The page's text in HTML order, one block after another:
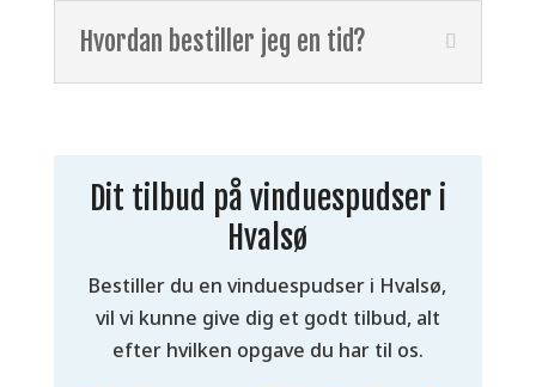
Hvordan bestiller jeg en tid?
Dit tilbud på vinduespudser i
Hvalsø
Bestiller du en vinduespudser i Hvalsø,
vil vi kunne give dig et godt tilbud, alt
efter hvilken opgave du har til os.